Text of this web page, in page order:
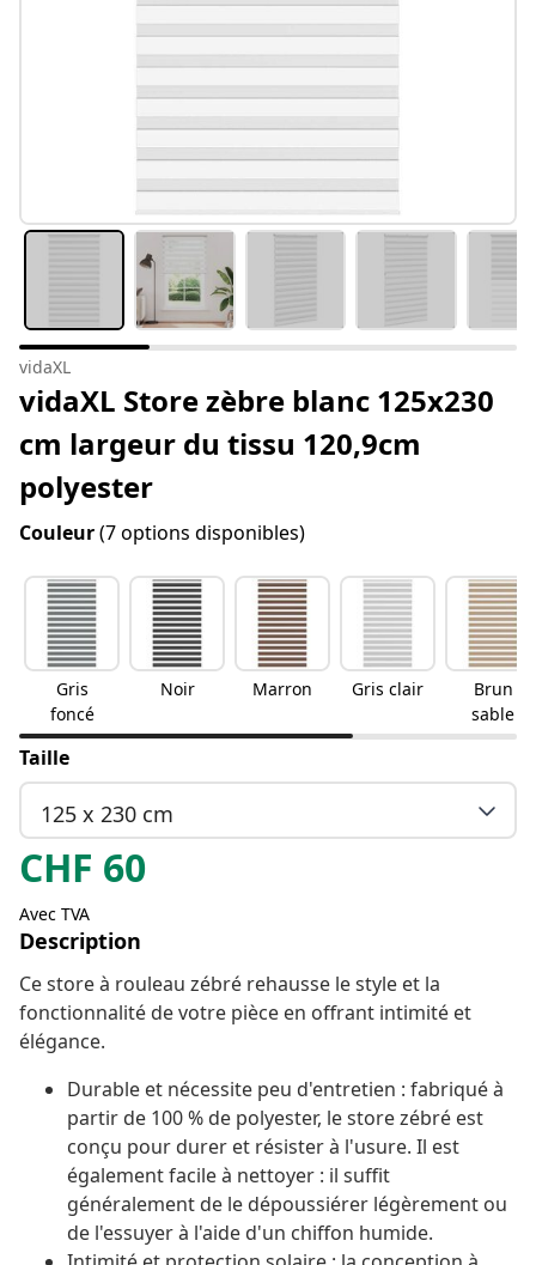
vidaXL
vidaXL Store zèbre blanc 125x230
cm largeur du tissu 120,9cm
polyester
Couleur(7 options disponibles)
Gris
foncé
Noir Marron Gris clair
Brun
sable
Taille
125 x 230 cm
CHF 60
Avec TVA
Description
Ce store à rouleau zébré rehausse le style et la
fonctionnalité de votre pièce en offrant intimité et
élégance.
Durable et nécessite peu d'entretien : fabriqué à
partir de 100 % de polyester, le store zébré est
conçu pour durer et résister à l'usure. Il est
également facile à nettoyer : il suffit
généralement de le dépoussiérer légèrement ou
de l'essuyer à l'aide d'un chiffon humide.